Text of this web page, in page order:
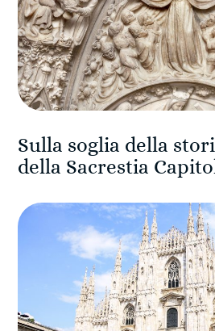
Sulla soglia della
della Sacrestia